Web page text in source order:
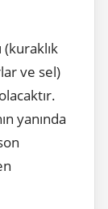
(kuraklık
ve sel)
yanında